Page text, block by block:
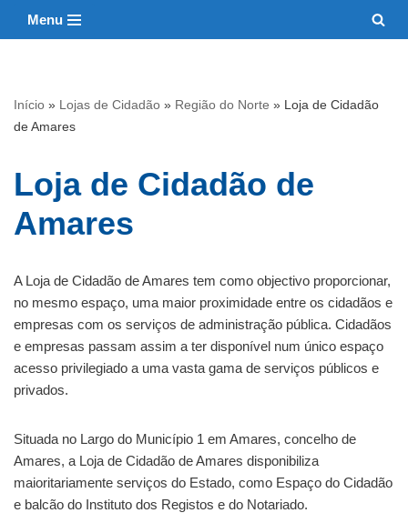
conteúdo
Menu
Início » Lojas de Cidadão » Região do Norte » Loja de Cidadão
de Amares
Loja de Cidadão de
Amares
A Loja de Cidadão de Amares tem como objectivo proporcionar,
no mesmo espaço, uma maior proximidade entre os cidadãos e
empresas com os serviços de administração pública. Cidadãos
e empresas passam assim a ter disponível num único espaço
acesso privilegiado a uma vasta gama de serviços públicos e
privados.
Situada no Largo do Município 1 em Amares, concelho de
Amares, a Loja de Cidadão de Amares disponibiliza
maioritariamente serviços do Estado, como Espaço do Cidadão
e balcão do Instituto dos Registos e do Notariado.